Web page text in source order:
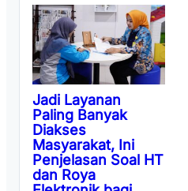
Jadi Layanan
Paling Banyak
Diakses
Masyarakat, Ini
Penjelasan Soal HT
dan Roya